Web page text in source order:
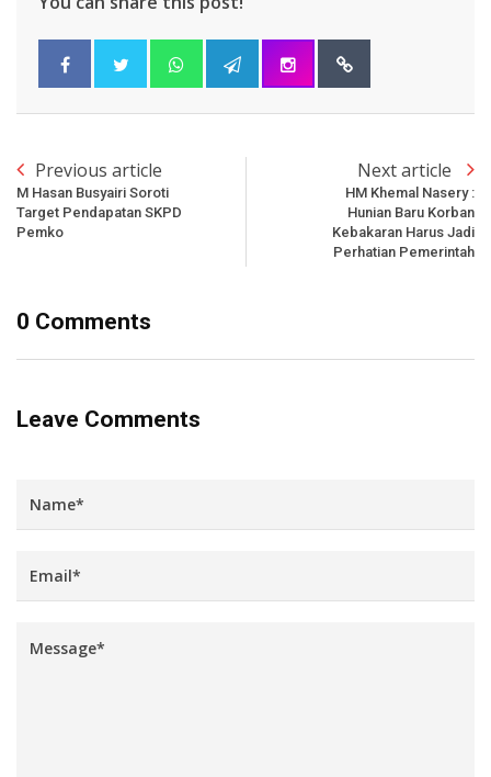
Previous article
M Hasan Busyairi Soroti
Target Pendapatan SKPD
Pemko
Next article
HM Khemal Nasery :
Hunian Baru Korban
Kebakaran Harus Jadi
Perhatian Pemerintah
0 Comments
Leave Comments